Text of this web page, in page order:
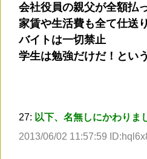
会社役員の親父が全額払
家賃や生活費も全て仕送り
バイトは一切禁止
学生は勉強だけだ！とい
27: 以下、名無しにかわりま
2013/06/02 11:57:59